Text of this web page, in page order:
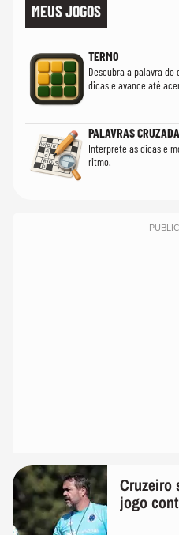
MEUS JOGOS
TERMO
Descubra a palavra do
dicas e avance até
PALAVRAS
Interprete as dicas e
ritmo.
Cruzeiro
jogo